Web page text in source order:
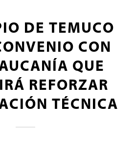
DE TEMUCO
CON
QUE
REFORZAR
TÉCNICA